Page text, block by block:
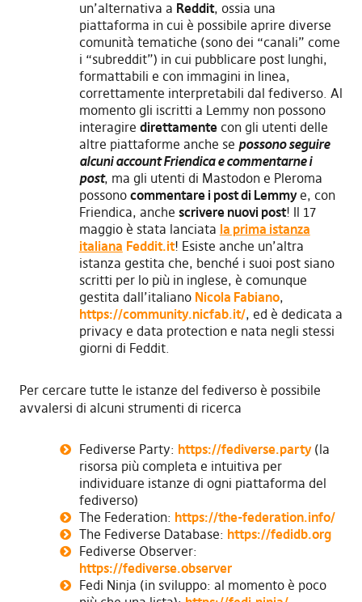
un’alternativa a Reddit, ossia una
piattaforma in cui è possibile aprire diverse
comunità tematiche (sono dei “canali” come
i “subreddit”) in cui pubblicare post lunghi,
formattabili e con immagini in linea,
correttamente interpretabili dal fediverso. Al
momento gli iscritti a Lemmy non possono
interagire direttamentecon gli utenti delle
altre piattaforme anche se possono seguire
alcuni account Friendica e commentarne i
post, ma gli utenti di Mastodon e Pleroma
possono commentare i post di Lemmye, con
Friendica, anche scrivere nuovi post! Il 17
maggio è stata lanciata la prima istanza
italiana Feddit.it! Esiste anche un’altra
istanza gestita che, benché i suoi post siano
scritti per lo più in inglese, è comunque
gestita dall’italiano Nicola Fabiano,
https://community.nicfab.it/, ed è dedicata a
privacy e data protection e nata negli stessi
giorni di Feddit.
Per cercare tutte le istanze del fediverso è possibile
avvalersi di alcuni strumenti di ricerca
Fediverse Party: https://fediverse.party(la
risorsa più completa e intuitiva per
individuare istanze di ogni piattaforma del
fediverso)
The Federation: https://the-federation.info/
The Fediverse Database: https://fedidb.org
Fediverse Observer:
https://fediverse.observer
Fedi Ninja (in sviluppo: al momento è poco